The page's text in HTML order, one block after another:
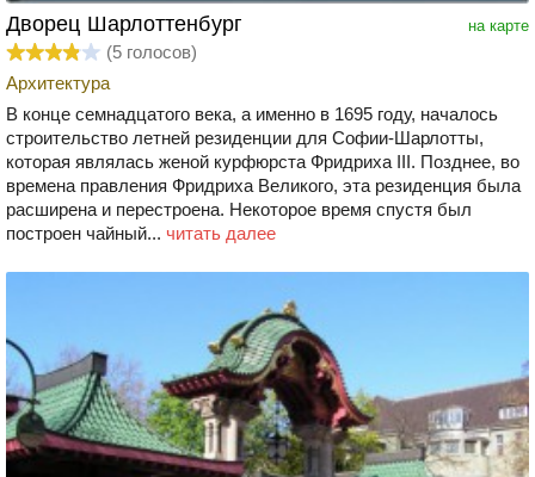
на карте
Дворец Шарлоттенбург
(5 голосов)
Архитектура
В конце семнадцатого века, а именно в 1695 году, началось
строительство летней резиденции для Софии-Шарлотты,
которая являлась женой курфюрста Фридриха III. Позднее, во
времена правления Фридриха Великого, эта резиденция была
расширена и перестроена. Некоторое время спустя был
построен чайный... читать далее